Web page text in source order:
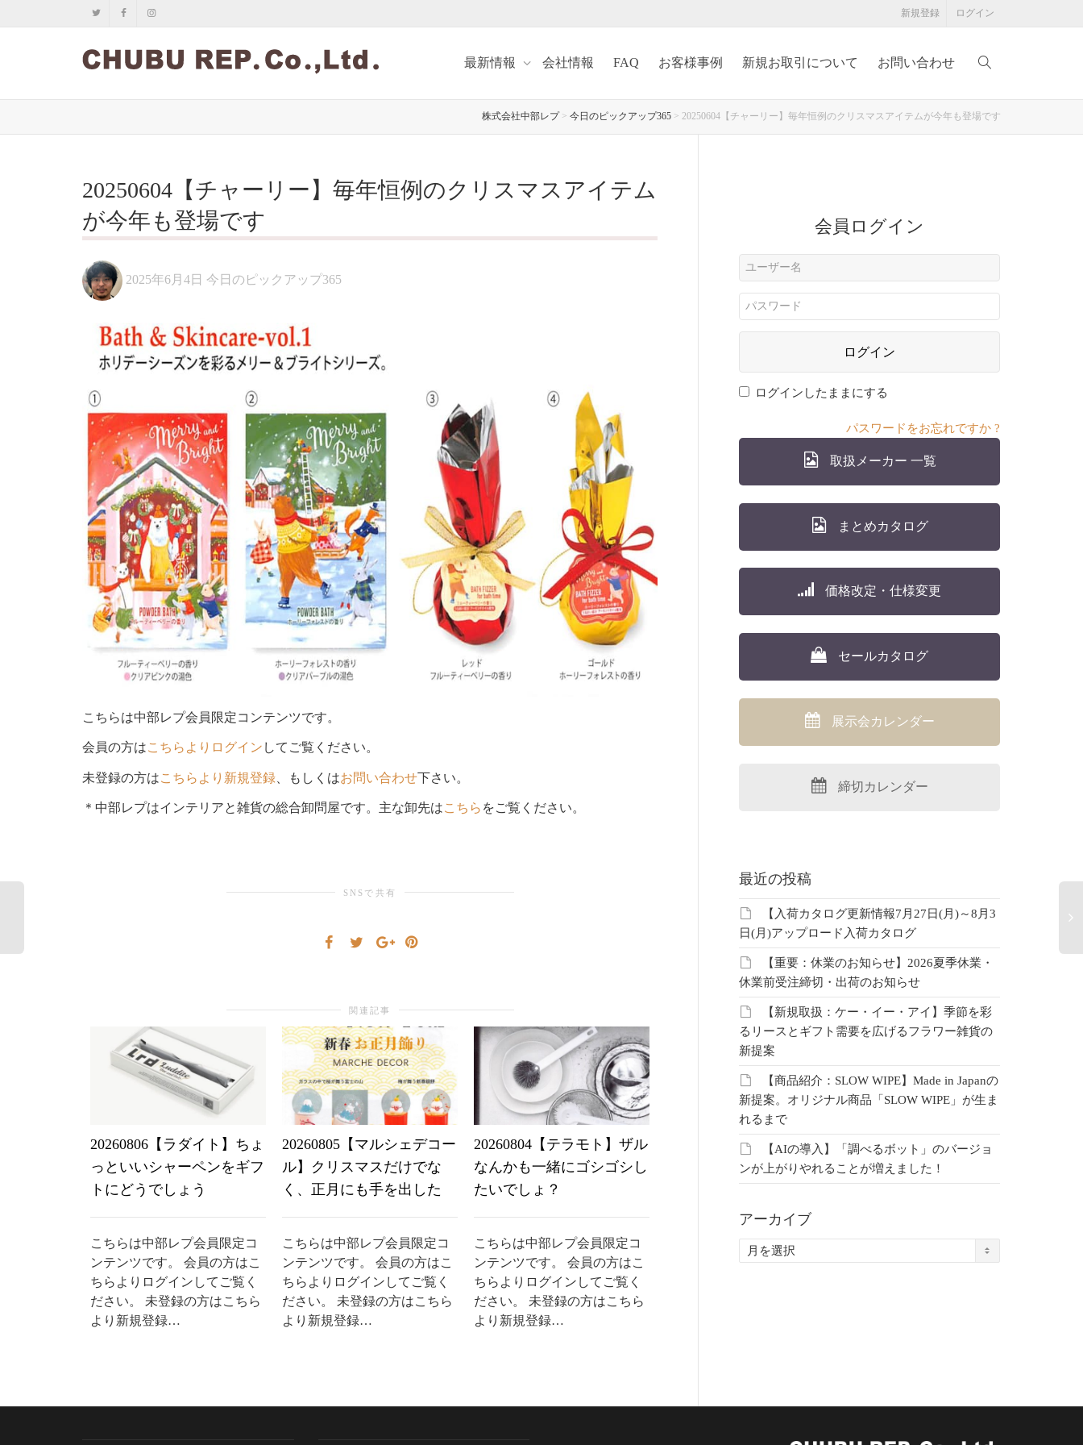
新規登録 ログイン
最新情報 会社情報 FAQ お客様事例 新規お取引について お問い合わせ
株式会社中部レプ> 今日のピックアップ365 > 20250604【チャーリー】毎年恒例のクリスマスアイテムが今年も登場です
20250604【チャーリー】毎年恒例のクリスマスアイテム
が今年も登場です
2025年6月4日 今日のピックアップ365
こちらは中部レプ会員限定コンテンツです。
会員の方はこちらよりログイン してご覧ください。
未登録の方はこちらより新規登録 、もしくはお問い合わせ下さい。
＊中部レプはインテリアと雑貨の総合卸問屋です。主な卸先はこちら をご覧ください。
SNSで共有
関連記事
20260806【ラダイト】ちょ
っといいシャーペンをギフ
トにどうでしょう
こちらは中部レプ会員限定コ
ンテンツです。 会員の方はこ
ちらよりログインしてご覧く
ださい。 未登録の方はこちら
より新規登録…
20260805【マルシェデコー
ル】クリスマスだけでな
く、正月にも手を出した
こちらは中部レプ会員限定コ
ンテンツです。 会員の方はこ
ちらよりログインしてご覧く
ださい。 未登録の方はこちら
より新規登録…
20260804【テラモト】ザル
なんかも一緒にゴシゴシし
たいでしょ？
こちらは中部レプ会員限定コ
ンテンツです。 会員の方はこ
ちらよりログインしてご覧く
ださい。 未登録の方はこちら
より新規登録…
20260803【アテックス】骨
盤を立てることが全ての始
こちらは中部レプ会員限定コ
ンテンツです。 会員の方はこ
20260731【晴香堂】1年越
しのハンドクリームがつい
こちらは中部レプ会員限定コ
ンテンツです。 会員の方はこ
会員ログイン
ログイン
ログインしたままにする
パスワードをお忘れですか ?
取扱メーカー 一覧
まとめカタログ
価格改定・仕様変更
セールカタログ
展示会カレンダー
締切カレンダー
最近の投稿
【入荷カタログ更新情報7月27日(月)～8月3
日(月)アップロード入荷カタログ
【重要：休業のお知らせ】2026夏季休業・
休業前受注締切・出荷のお知らせ
【新規取扱：ケー・イー・アイ】季節を彩
るリースとギフト需要を広げるフラワー雑貨の
新提案
【商品紹介：SLOW WIPE】Made in Japanの
新提案。オリジナル商品「SLOW WIPE」が生ま
れるまで
【AIの導入】「調べるボット」のバージョ
ンが上がりやれることが増えました！
アーカイブ
ア